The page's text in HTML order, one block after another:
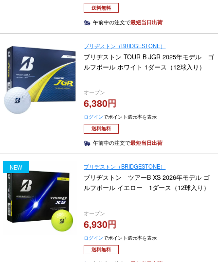
送料無料
午前中の注文で最短当日出荷
ブリヂストン（BRIDGESTONE）
ブリヂストン TOUR B JGR 2025年モデル ゴ
ルフボール ホワイト 1ダース（12球入り）
オープン
6,380
ログインでポイント還元率を表示
送料無料
午前中の注文で最短当日出荷
NEW ブリヂストン（BRIDGESTONE）
ブリヂストン ツアーB XS 2026年モデル ゴ
ルフボール イエロー 1ダース（12球入り）
オープン
6,930
ログインでポイント還元率を表示
送料無料